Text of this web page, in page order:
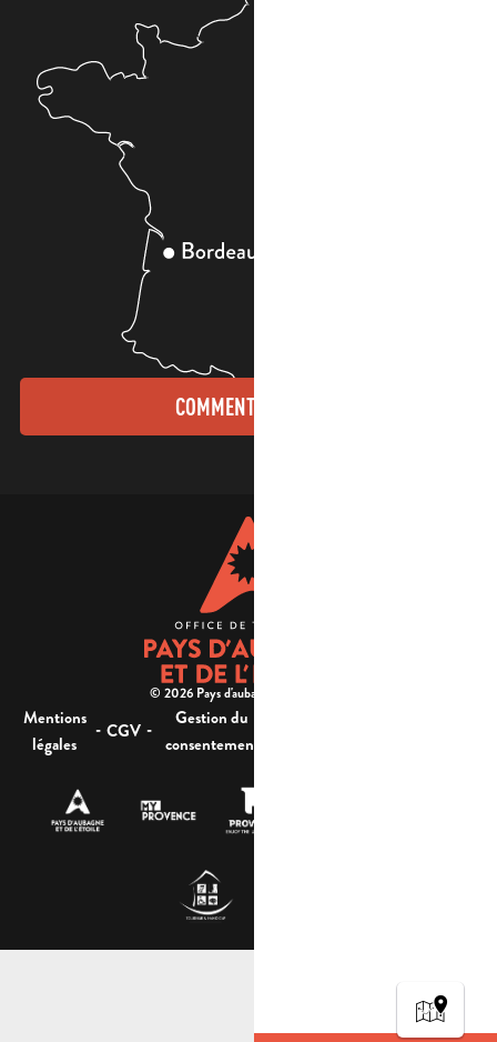
COMMENT VENIR ?
© 2026 Pays d'aubagne et de l'étoile -
Mentions
légales
- CGV -
Gestion du
consentement